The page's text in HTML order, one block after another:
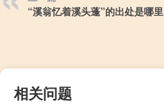
“溪翁忆着溪头蓬”的出处是哪里
相关问题